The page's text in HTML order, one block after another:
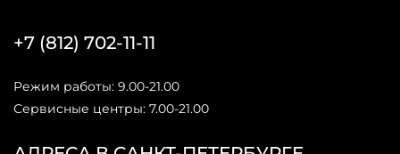
+7 (812) 702-11-11
Режим работы: 9.00-21.00
Сервисные центры: 7.00-21.00